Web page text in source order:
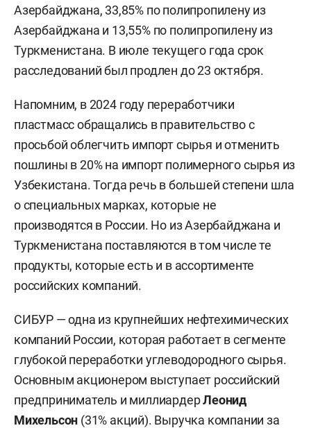
Азербайджана, 33,85% по полипропилену из
Азербайджана и 13,55% по полипропилену из
Туркменистана. В июле текущего года срок
расследований был продлен до 23 октября.
Напомним, в 2024 году переработчики
пластмасс обращались в правительство с
просьбой облегчить импорт сырья и отменить
пошлины в 20% на импорт полимерного сырья из
Узбекистана. Тогда речь в большей степени шла
о специальных марках, которые не
производятся в России. Но из Азербайджана и
Туркменистана поставляются в том числе те
продукты, которые есть и в ассортименте
российских компаний.
СИБУР — одна из крупнейших нефтехимических
компаний России, которая работает в сегменте
глубокой переработки углеводородного сырья.
Основным акционером выступает российский
предприниматель и миллиардерЛеонид
Михельсон (31% акций). Выручка компании за